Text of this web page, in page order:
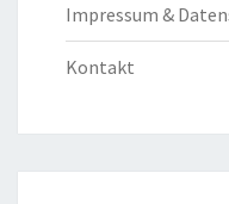
Impressum &
Kontakt